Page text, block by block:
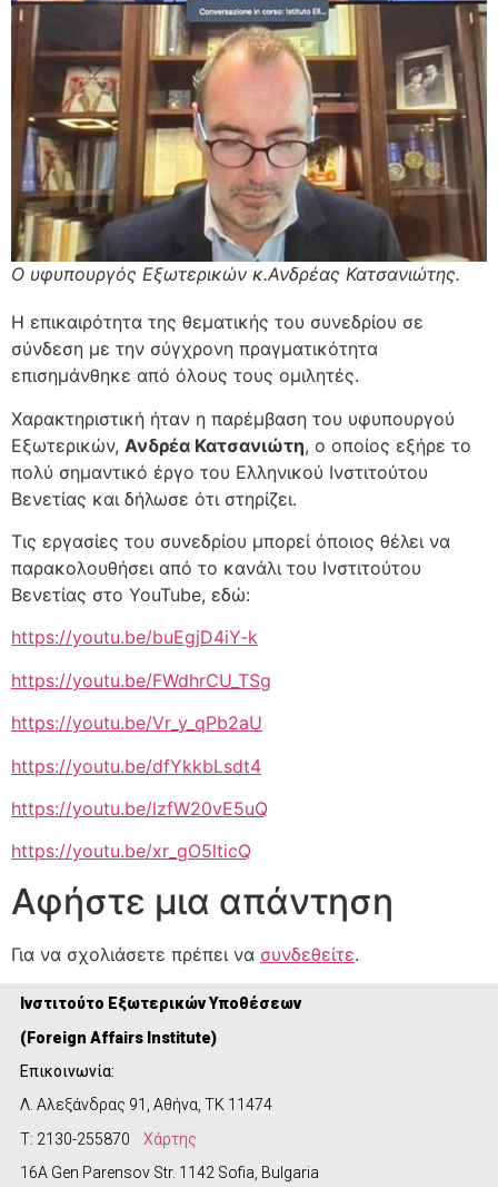
Ο υφυπουργός Εξωτερικών κ.Ανδρέας Κατσανιώτης.
Η επικαιρότητα της θεματικής του συνεδρίου σε
σύνδεση με την σύγχρονη πραγματικότητα
επισημάνθηκε από όλους τους ομιλητές.
Χαρακτηριστική ήταν η παρέμβαση του υφυπουργού
Εξωτερικών, Ανδρέα Κατσανιώτη, ο οποίος εξήρε το
πολύ σημαντικό έργο του Ελληνικού Ινστιτούτου
Βενετίας και δήλωσε ότι στηρίζει.
Τις εργασίες του συνεδρίου μπορεί όποιος θέλει να
παρακολουθήσει από το κανάλι του Ινστιτούτου
Βενετίας στο YouTube, εδώ:
https://youtu.be/buEgjD4iY-k
https://youtu.be/FWdhrCU_TSg
https://youtu.be/Vr_y_qPb2aU
https://youtu.be/dfYkkbLsdt4
https://youtu.be/lzfW20vE5uQ
https://youtu.be/xr_gO5lticQ
Αφήστε μια απάντηση
Για να σχολιάσετε πρέπει να συνδεθείτε.
Ινστιτούτο Εξωτερικών Υποθέσεων
(Foreign Affairs Institute)
Επικοινωνία:
Λ. Αλεξάνδρας 91, Αθήνα, ΤΚ 11474
Τ: 2130-255870
Χάρτης
16A Gen Parensov Str. 1142 Sofia, Bulgaria